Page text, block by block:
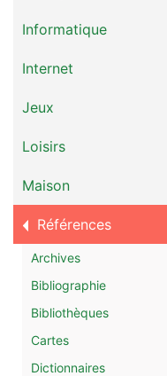
Informatique
Internet
Jeux
Loisirs
Maison
Références
Archives
Bibliographie
Bibliothèques
Cartes
Dictionnaires